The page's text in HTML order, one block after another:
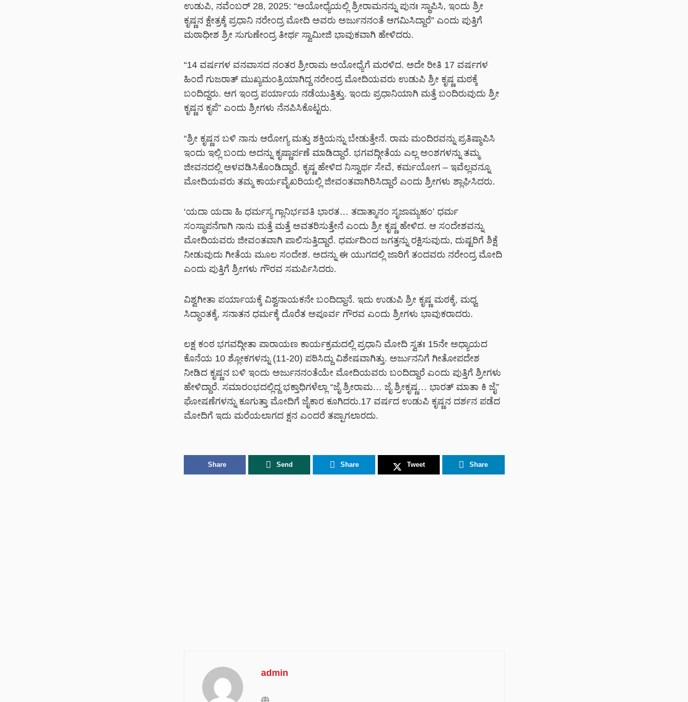
ಉಡುಪಿ, ನವೆಂಬರ್ 28, 2025: “ಅಯೋಧ್ಯೆಯಲ್ಲಿ ಶ್ರೀರಾಮನನ್ನು ಪುನಃ ಸ್ಥಾಪಿಸಿ, ಇಂದು ಶ್ರೀ
ಕೃಷ್ಣನ ಕ್ಷೇತ್ರಕ್ಕೆ ಪ್ರಧಾನಿ ನರೇಂದ್ರ ಮೋದಿ ಅವರು ಅರ್ಜುನನಂತೆ ಆಗಮಿಸಿದ್ದಾರೆ” ಎಂದು ಪುತ್ತಿಗೆ
ಮಠಾಧೀಶ ಶ್ರೀ ಸುಗುಣೇಂದ್ರ ತೀರ್ಥ ಸ್ವಾಮೀಜಿ ಭಾವುಕವಾಗಿ ಹೇಳಿದರು.
“14 ವರ್ಷಗಳ ವನವಾಸದ ನಂತರ ಶ್ರೀರಾಮ ಅಯೋಧ್ಯೆಗೆ ಮರಳಿದ. ಅದೇ ರೀತಿ 17 ವರ್ಷಗಳ
ಹಿಂದೆ ಗುಜರಾತ್ ಮುಖ್ಯಮಂತ್ರಿಯಾಗಿದ್ದ ನರೇಂದ್ರ ಮೋದಿಯವರು ಉಡುಪಿ ಶ್ರೀ ಕೃಷ್ಣ ಮಠಕ್ಕೆ
ಬಂದಿದ್ದರು. ಆಗ ಇಂದ್ರ ಪರ್ಯಾಯ ನಡೆಯುತ್ತಿತ್ತು. ಇಂದು ಪ್ರಧಾನಿಯಾಗಿ ಮತ್ತೆ ಬಂದಿರುವುದು ಶ್ರೀ
ಕೃಷ್ಣನ ಕೃಪೆ” ಎಂದು ಶ್ರೀಗಳು ನೆನಪಿಸಿಕೊಟ್ಟರು.
“ಶ್ರೀ ಕೃಷ್ಣನ ಬಳಿ ನಾನು ಆರೋಗ್ಯ ಮತ್ತು ಶಕ್ತಿಯನ್ನು ಬೇಡುತ್ತೇನೆ. ರಾಮ ಮಂದಿರವನ್ನು ಪ್ರತಿಷ್ಠಾಪಿಸಿ
ಇಂದು ಇಲ್ಲಿ ಬಂದು ಅದನ್ನು ಕೃಷ್ಣಾರ್ಪಣೆ ಮಾಡಿದ್ದಾರೆ. ಭಗವದ್ಗೀತೆಯ ಎಲ್ಲ ಅಂಶಗಳನ್ನು ತಮ್ಮ
ಜೀವನದಲ್ಲಿ ಅಳವಡಿಸಿಕೊಂಡಿದ್ದಾರೆ. ಕೃಷ್ಣ ಹೇಳಿದ ನಿಸ್ವಾರ್ಥ ಸೇವೆ, ಕರ್ಮಯೋಗ – ಇವೆಲ್ಲವನ್ನೂ
ಮೋದಿಯವರು ತಮ್ಮ ಕಾರ್ಯವೈಖರಿಯಲ್ಲಿ ಜೀವಂತವಾಗಿರಿಸಿದ್ದಾರೆ ಎಂದು ಶ್ರೀಗಳು ಶ್ಲಾಘಿಸಿದರು.
‘ಯದಾ ಯದಾ ಹಿ ಧರ್ಮಸ್ಯ ಗ್ಲಾನಿರ್ಭವತಿ ಭಾರತ… ತದಾತ್ಮಾನಂ ಸೃಜಾಮ್ಯಹಂ’ ಧರ್ಮ
ಸಂಸ್ಥಾಪನೆಗಾಗಿ ನಾನು ಮತ್ತೆ ಮತ್ತೆ ಅವತರಿಸುತ್ತೇನೆ ಎಂದು ಶ್ರೀ ಕೃಷ್ಣ ಹೇಳಿದ. ಆ ಸಂದೇಶವನ್ನು
ಮೋದಿಯವರು ಜೀವಂತವಾಗಿ ಪಾಲಿಸುತ್ತಿದ್ದಾರೆ. ಧರ್ಮದಿಂದ ಜಗತ್ತನ್ನು ರಕ್ಷಿಸುವುದು, ದುಷ್ಟರಿಗೆ ಶಿಕ್ಷೆ
ನೀಡುವುದು ಗೀತೆಯ ಮೂಲ ಸಂದೇಶ. ಅದನ್ನು ಈ ಯುಗದಲ್ಲಿ ಜಾರಿಗೆ ತಂದವರು ನರೇಂದ್ರ ಮೋದಿ
ಎಂದು ಪುತ್ತಿಗೆ ಶ್ರೀಗಳು ಗೌರವ ಸಮರ್ಪಿಸಿದರು.
ವಿಶ್ವಗೀತಾ ಪರ್ಯಾಯಕ್ಕೆ ವಿಶ್ವನಾಯಕನೇ ಬಂದಿದ್ದಾನೆ. ಇದು ಉಡುಪಿ ಶ್ರೀ ಕೃಷ್ಣ ಮಠಕ್ಕೆ, ಮಧ್ವ
ಸಿದ್ಧಾಂತಕ್ಕೆ, ಸನಾತನ ಧರ್ಮಕ್ಕೆ ದೊರೆತ ಅಪೂರ್ವ ಗೌರವ ಎಂದು ಶ್ರೀಗಳು ಭಾವುಕರಾದರು.
ಲಕ್ಷ ಕಂಠ ಭಗವದ್ಗೀತಾ ಪಾರಾಯಣ ಕಾರ್ಯಕ್ರಮದಲ್ಲಿ ಪ್ರಧಾನಿ ಮೋದಿ ಸ್ವತಃ 15ನೇ ಅಧ್ಯಾಯದ
ಕೊನೆಯ 10 ಶ್ಲೋಕಗಳನ್ನು (11-20) ಪಠಿಸಿದ್ದು ವಿಶೇಷವಾಗಿತ್ತು. ಅರ್ಜುನನಿಗೆ ಗೀತೋಪದೇಶ
ನೀಡಿದ ಕೃಷ್ಣನ ಬಳಿ ಇಂದು ಅರ್ಜುನನಂತೆಯೇ ಮೋದಿಯವರು ಬಂದಿದ್ದಾರೆ ಎಂದು ಪುತ್ತಿಗೆ ಶ್ರೀಗಳು
ಹೇಳಿದ್ದಾರೆ. ಸಮಾರಂಭದಲ್ಲಿದ್ದ ಭಕ್ತಾಧಿಗಳೆಲ್ಲಾ “ಜೈ ಶ್ರೀರಾಮ… ಜೈ ಶ್ರೀಕೃಷ್ಣ… ಭಾರತ್ ಮಾತಾ ಕಿ ಜೈ”
ಘೋಷಣೆಗಳನ್ನು ಕೂಗುತ್ತಾ ಮೋದಿಗೆ ಜೈಕಾರ ಕೂಗಿದರು.17 ವರ್ಷದ ಉಡುಪಿ ಕೃಷ್ಣನ ದರ್ಶನ ಪಡೆದ
ಮೋದಿಗೆ ಇದು ಮರೆಯಲಾಗದ ಕ್ಷನ ಎಂದರೆ ತಪ್ಪಾಗಲಾರದು.
Share Send Share Tweet Share
admin